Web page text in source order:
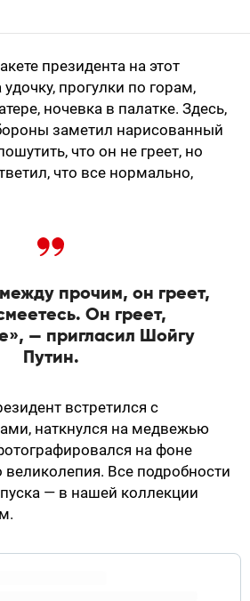
президента на этот
прогулки по горам,
ночевка в палатке. Здесь,
заметил нарисованный
что он не греет, но
что все нормально,
прочим, он греет,
Он греет,
— пригласил Шойгу
Путин.
встретился с
наткнулся на медвежью
на фоне
великолепия. Все подробности
— в нашей коллекции